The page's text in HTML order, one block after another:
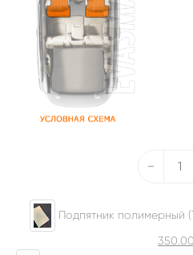
-
Подпятник полимерный
350.00